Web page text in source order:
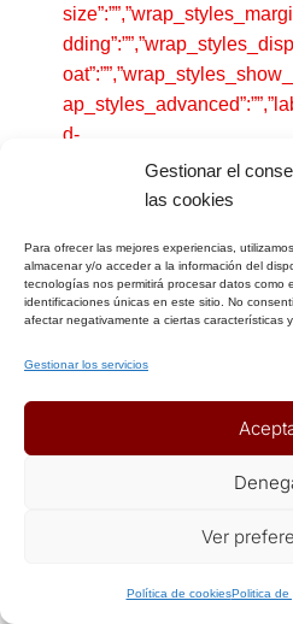
Gestionar el
las cookies
Para ofrecer las mejores experiencias,
almacenar y/o acceder a la información del
tecnologías nos permitirá procesar datos como
identificaciones únicas en este sitio. No
afectar negativamente a ciertas características
Gestionar los servicios
Ver
Política de cookiesPolitica de
d-
rder-
und-